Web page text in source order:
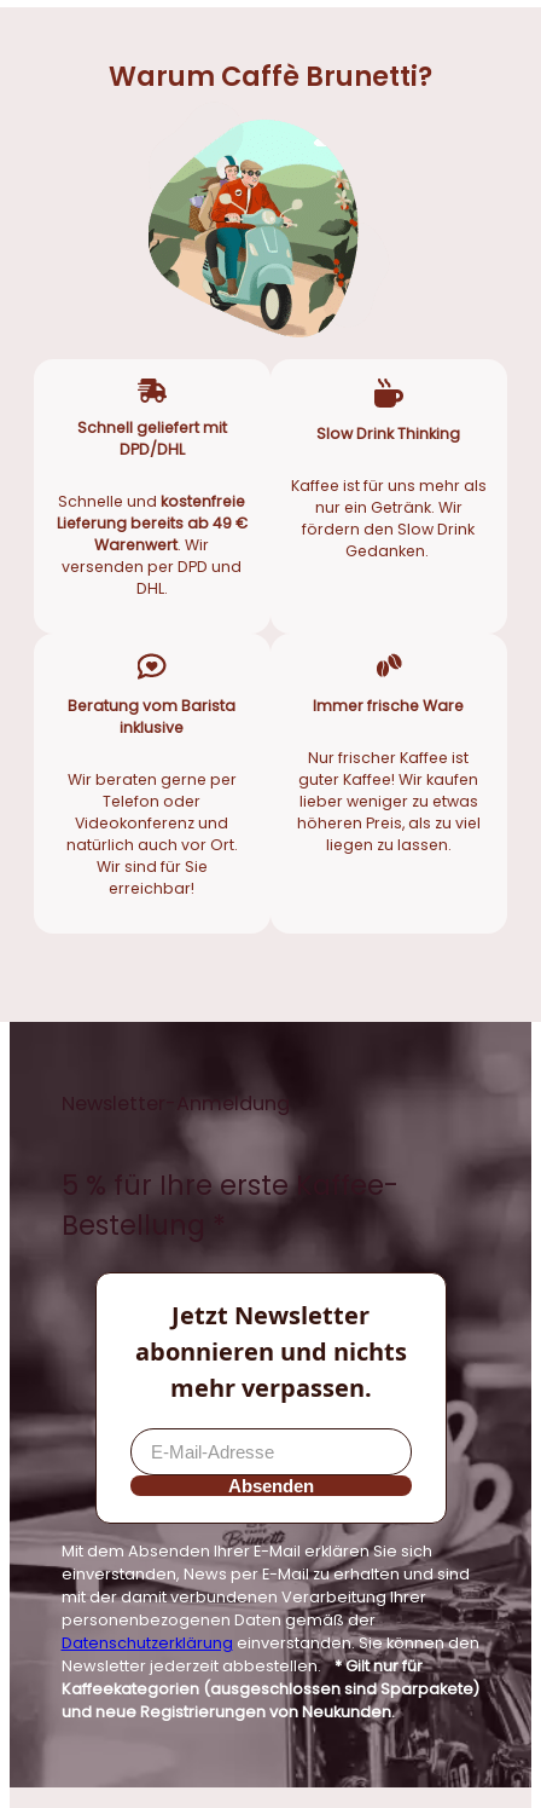
Warum Caffè Brunetti?
Schnell geliefert mit
DPD/DHL
Schnelle undkostenfreie
Lieferung bereits ab 49 €
Warenwert. Wir
versenden per DPD und
DHL.
Slow Drink Thinking
Kaffee ist für uns mehr als
nur ein Getränk. Wir
fördern den Slow Drink
Gedanken.
Beratung vom Barista
inklusive
Wir beraten gerne per
Telefon oder
Videokonferenz und
natürlich auch vor Ort.
Wir sind für Sie
erreichbar!
Immer frische Ware
Nur frischer Kaffee ist
guter Kaffee! Wir kaufen
lieber weniger zu etwas
höheren Preis, als zu viel
liegen zu lassen.
Newsletter-Anmeldung
5 % für Ihre erste Kaffee-
Bestellung *
Jetzt Newsletter
abonnieren und nichts
mehr verpassen.
Absenden
Mit dem Absenden Ihrer E-Mail erklären Sie sich
einverstanden, News per E-Mail zu erhalten und sind
mit der damit verbundenen Verarbeitung Ihrer
personenbezogenen Daten gemäß der
Datenschutzerklärung einverstanden. Sie können den
Newsletter jederzeit abbestellen.* Gilt nur für
Kaffeekategorien (ausgeschlossen sind Sparpakete)
und neue Registrierungen von Neukunden.